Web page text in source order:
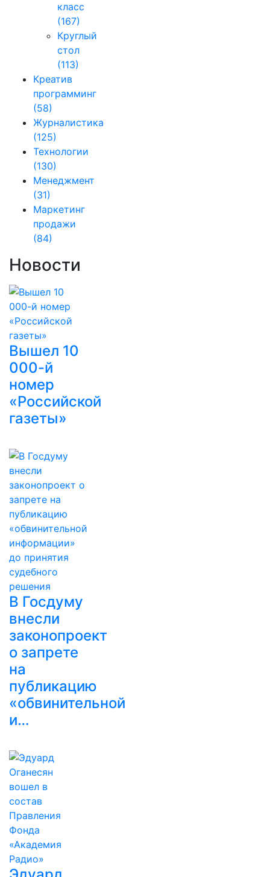
класс
(167)
Круглый
стол
(113)
Креатив
программинг
(58)
Журналистика
(125)
Технологии
(130)
Менеджмент
(31)
Маркетинг
продажи
(84)
Новости
Вышел 10
000-й
номер
«Российской
газеты»
В Госдуму
внесли
законопроект
о запрете
на
публикацию
«обвинительной
и…